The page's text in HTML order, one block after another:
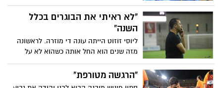
מקצועי רחב ושחקנים שבאמת ירצו ללבוש
את המדים של מכבי יבנה: "לא ניענה
לדרישות גבוהות מדי"
"לא ראיתי את הבוגרים בכלל
השנה"
ליוסי זוזוט הייתה עונה די מוזרה. לראשונה
מזה שנים הוא החל אותה כשהוא לא על
הקווים של מכבי יבנה, אלא בעבודה שונה
לחלוטין. בסוף, הוא סיים אותה עם הישארות
"הרגשה מטורפת"